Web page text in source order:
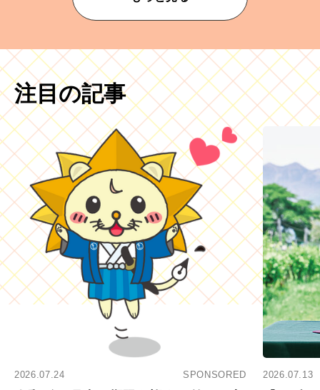
注目の記事
2026.07.24 SPONSORED 2026.07.13